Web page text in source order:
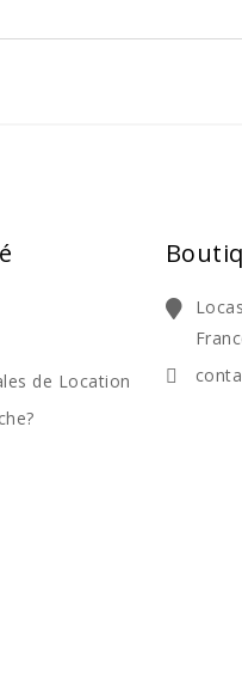
de Location